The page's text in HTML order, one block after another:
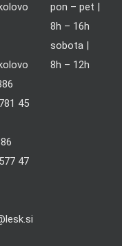
45
47
pon – pet |
8h – 16h
sobota |
8h – 12h